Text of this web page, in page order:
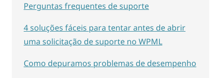
Perguntas frequentes de suporte
4 soluções fáceis para tentar antes de abrir
uma solicitação de suporte no WPML
Como depuramos problemas de desempenho